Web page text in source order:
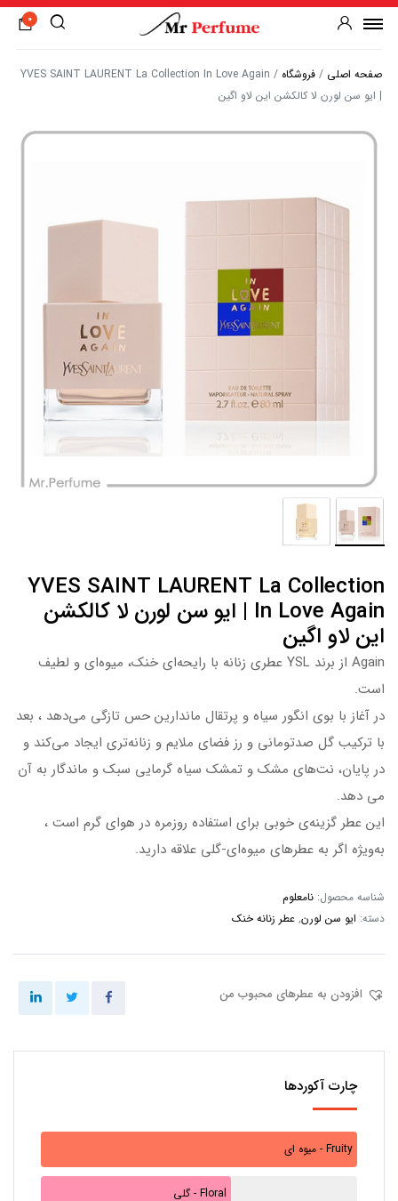
0
صفحه اصلی / فروشگاه /
YVES SAINT LAURENT La Collection In Love Again
| ایو سن لورن لا کالکشن این لاو اگین
YVES SAINT LAURENT La Collection
In Love Again | ایو سن لورن لا کالکشن
این لاو اگین
Again از برند YSL عطری زنانه با رایحه‌ای خنک، میوه‌ای و لطیف
است.
در آغاز با بوی انگور سیاه و پرتقال ماندارین حس تازگی می‌دهد ، بعد
با ترکیب گل صدتومانی و رز فضای ملایم و زنانه‌تری ایجاد می‌کند و
در پایان، نت‌های مشک و تمشک سیاه گرمایی سبک و ماندگار به آن
می دهد.
این عطر گزینه‌ی خوبی برای استفاده روزمره در هوای گرم است ،
به‌ویژه اگر به عطرهای میوه‌ای-گلی علاقه دارید.
شناسه محصول: نامعلوم
دسته: ایو سن لورن, عطر زنانه خنک
افزودن به عطرهای محبوب من
چارت آکوردها
میوه ای - Fruity
گلی - Floral